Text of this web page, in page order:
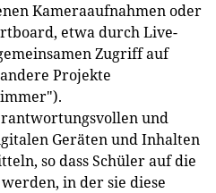
Kameraaufnahmen oder
etwa durch Live-
Zugriff auf
Projekte
und
Geräten und Inhalten
so dass Schüler auf die
in der sie diese